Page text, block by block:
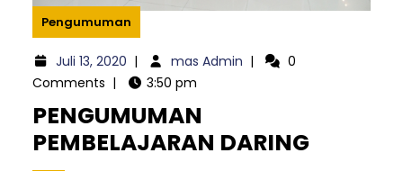
Pengumuman
Juli 13, 2020 | mas Admin |
0
Comments | 3:50 pm
PENGUMUMAN
PEMBELAJARAN DARING